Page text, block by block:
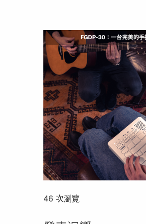
46 次瀏覽